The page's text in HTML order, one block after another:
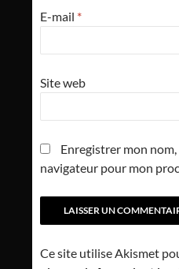
E-mail *
Site web
Enregistrer mon
navigateur pour mon
Ce site utilise Akismet